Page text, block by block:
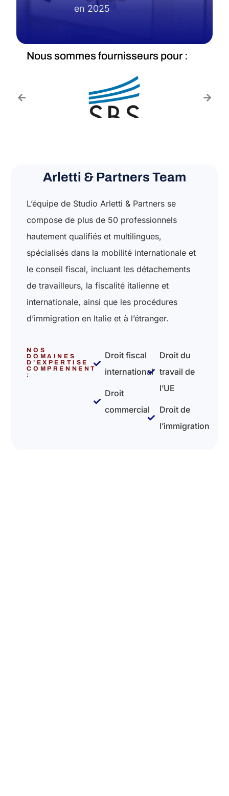
en 2025
Nous sommes fournisseurs pour :
Arletti & Partners Team
L’équipe de Studio Arletti & Partners se
compose de plus de 50 professionnels
hautement qualifiés et multilingues,
spécialisés dans la mobilité internationale et
le conseil fiscal, incluant les détachements
de travailleurs, la fiscalité italienne et
internationale, ainsi que les procédures
d’immigration en Italie et à l’étranger.
NOS
DOMAINES
D’EXPERTISE
COMPRENNENT
:
Droit fiscal
international
Droit
commercial
Droit du
travail de
l’UE
Droit de
l’immigration